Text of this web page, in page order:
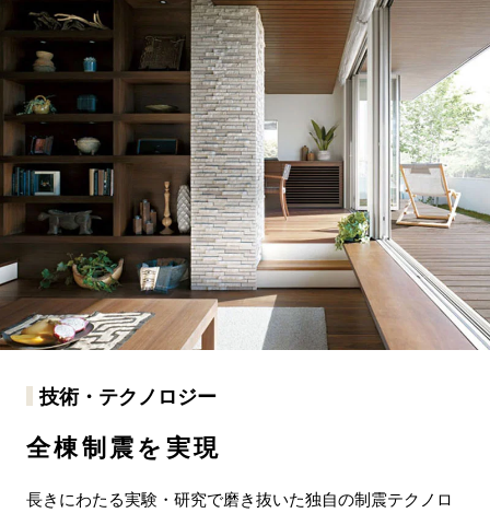
技術・テクノロジー
全棟制震を実現
長きにわたる実験・研究で磨き抜いた独自の制震テクノロ